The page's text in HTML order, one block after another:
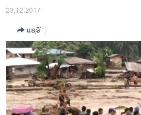
ຫາ
ຂ່າວ​ຈີນ
ໂລກ
ເອເຊຍ
ອິດສະຫຼະພາບດ້ານການຂ່າວ
ຊີວິດຊາວລາວ
ຊຸມຊົນຊາວລາວ
23,12,2017
ແຊຣ໌